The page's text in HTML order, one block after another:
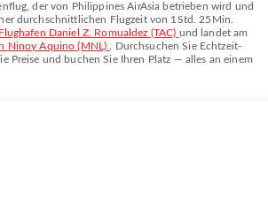
der von Philippines AirAsia betrieben wird und
durchschnittlichen Flugzeit von 1Std. 25Min.
Flughafen Daniel Z. Romualdez (TAC) und landet am
Ninoy Aquino (MNL)
. Durchsuchen Sie Echtzeit-
Preise und buchen Sie Ihren Platz — alles an einem